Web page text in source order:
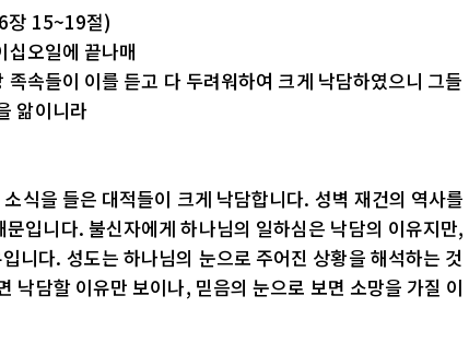
장 15~19절)
오일에 끝나매
속들이 이를 듣고 다 두려워하여 크게 낙담하였으니 그들
앎이니라
식을 들은 대적들이 크게 낙담합니다. 성벽 재건의 역사를
입니다. 불신자에게 하나님의 일하심은 낙담의 이유지만,
니다. 성도는 하나님의 눈으로 주어진 상황을 해석하는 것
낙담할 이유만 보이나, 믿음의 눈으로 보면 소망을 가질 이